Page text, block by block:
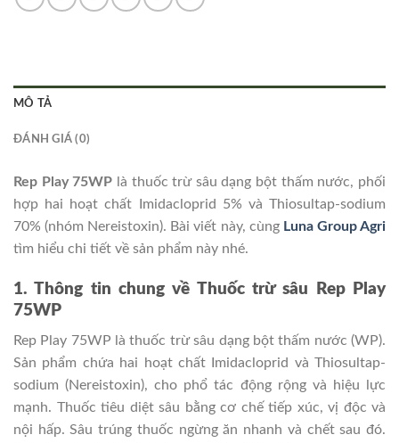
MÔ TẢ
ĐÁNH GIÁ (0)
Rep Play 75WP là thuốc trừ sâu dạng bột thấm nước, phối
hợp hai hoạt chất Imidacloprid 5% và Thiosultap-sodium
70% (nhóm Nereistoxin). Bài viết này, cùng Luna Group Agri
tìm hiểu chi tiết về sản phẩm này nhé.
1. Thông tin chung về Thuốc trừ sâu Rep Play
75WP
Rep Play 75WP là thuốc trừ sâu dạng bột thấm nước (WP).
Sản phẩm chứa hai hoạt chất Imidacloprid và Thiosultap-
sodium (Nereistoxin), cho phổ tác động rộng và hiệu lực
mạnh. Thuốc tiêu diệt sâu bằng cơ chế tiếp xúc, vị độc và
nội hấp. Sâu trúng thuốc ngừng ăn nhanh và chết sau đó.